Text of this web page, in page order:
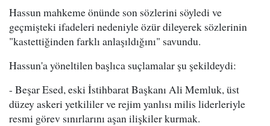
Hassun mahkeme önünde son sözlerini söyledi ve
geçmişteki ifadeleri nedeniyle özür dileyerek sözlerinin
"kastettiğinden farklı anlaşıldığını" savundu.
Hassun'a yöneltilen başlıca suçlamalar şu şekildeydi:
- Beşar Esed, eski İstihbarat Başkanı Ali Memluk, üst
düzey askeri yetkililer ve rejim yanlısı milis liderleriyle
resmi görev sınırlarını aşan ilişkiler kurmak.